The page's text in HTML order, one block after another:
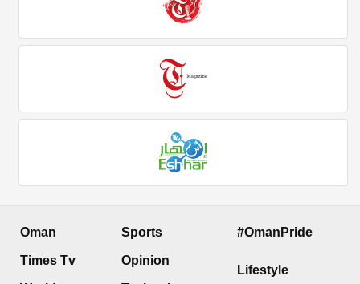
Oman
Times Tv
Sports
Opinion
#OmanPride
Lifestyle